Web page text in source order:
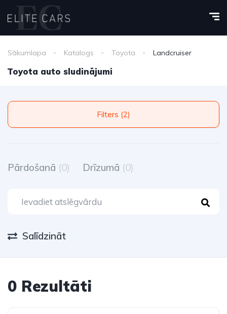
Sākumlapa Katalogs Toyota Landcruiser
Toyota auto sludinājumi
Filters (2)
Pārdošanā (0) Drīzumā (0)
Salīdzināt
0 Rezultāti